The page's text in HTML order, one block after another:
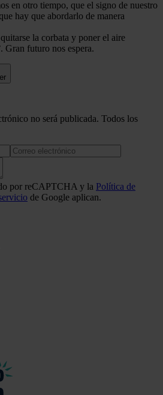
en otro tiempo, que el signo de nuestro
hay que abordarlo de manera
la corbata y poner el aire
Gran futuro nos espera.
no será publicada. Todos los
por reCAPTCHA y la Política de
de Google aplican.